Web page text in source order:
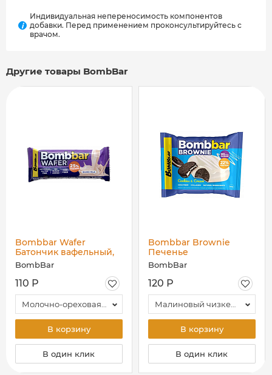
i
Индивидуальная непереносимость компонентов
добавки. Перед применением проконсультируйтесь с
врачом.
Другие товары BombBar
Bombbar Wafer
Батончик вафельный,
32 гр
BombBar
110 Р
В корзину
В один клик
Bombbar Brownie
Печенье
глазированное, 50 гр
BombBar
120 Р
Малиновый чизкейк
В корзину
В один клик